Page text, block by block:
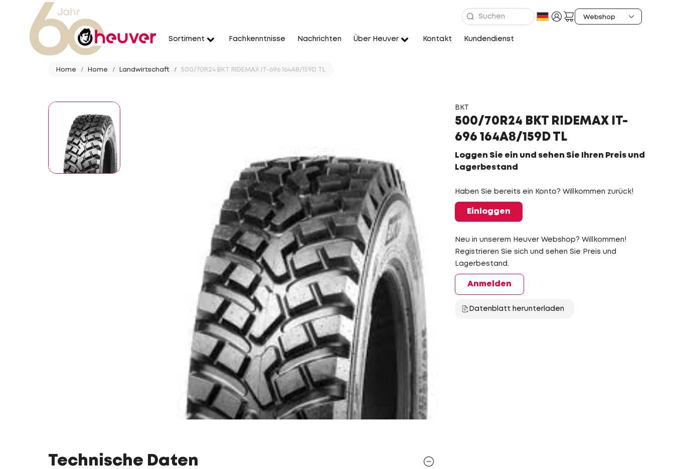
Sortiment Fachkenntnisse Nachrichten Über Heuver Kontakt Kundendienst
Home Home Landwirtschaft 500/70R24 BKT RIDEMAX IT-696 164A8/159D TL
BKT
500/70R24 BKT RIDEMAX IT-
696 164A8/159D TL
Loggen Sie ein und sehen Sie Ihren Preis und
Lagerbestand
Haben Sie bereits ein Konto? Willkommen zurück!
Einloggen
Neu in unserem Heuver Webshop? Willkommen!
Registrieren Sie sich und sehen Sie Preis und
Lagerbestand.
Anmelden
Datenblatt herunterladen
Technische Daten